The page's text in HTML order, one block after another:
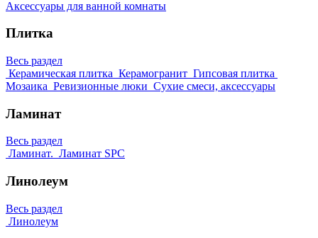
Аксессуары для ванной комнаты
Плитка
Весь раздел
Керамическая плитка Керамогранит Гипсовая плитка
Мозаика Ревизионные люки Сухие смеси, аксессуары
Ламинат
Весь раздел
Ламинат. Ламинат SPC
Линолеум
Весь раздел
Линолеум